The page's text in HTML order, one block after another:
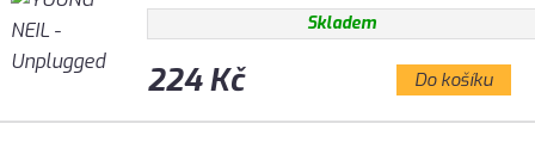
Skladem
224 Kč Do košíku